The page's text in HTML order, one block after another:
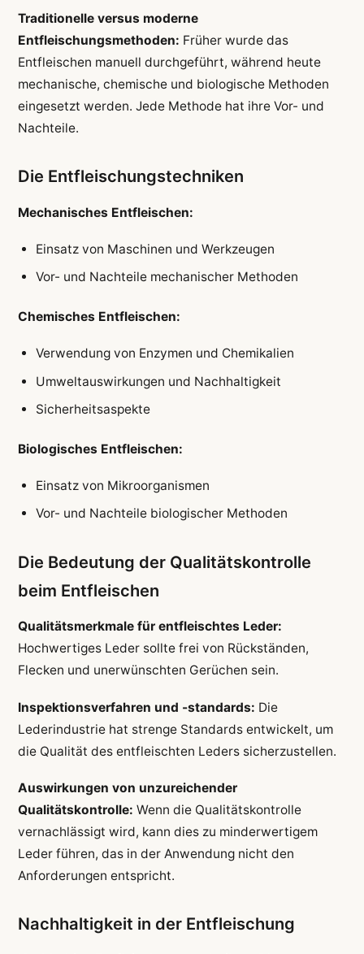
Traditionelle versus moderne
Entfleischungsmethoden: Früher wurde das
Entfleischen manuell durchgeführt, während heute
mechanische, chemische und biologische Methoden
eingesetzt werden. Jede Methode hat ihre Vor- und
Nachteile.
Die Entfleischungstechniken
Mechanisches Entfleischen:
Einsatz von Maschinen und Werkzeugen
Vor- und Nachteile mechanischer Methoden
Chemisches Entfleischen:
Verwendung von Enzymen und Chemikalien
Umweltauswirkungen und Nachhaltigkeit
Sicherheitsaspekte
Biologisches Entfleischen:
Einsatz von Mikroorganismen
Vor- und Nachteile biologischer Methoden
Die Bedeutung der Qualitätskontrolle
beim Entfleischen
Qualitätsmerkmale für entfleischtes Leder:
Hochwertiges Leder sollte frei von Rückständen,
Flecken und unerwünschten Gerüchen sein.
Inspektionsverfahren und -standards: Die
Lederindustrie hat strenge Standards entwickelt, um
die Qualität des entfleischten Leders sicherzustellen.
Auswirkungen von unzureichender
Qualitätskontrolle: Wenn die Qualitätskontrolle
vernachlässigt wird, kann dies zu minderwertigem
Leder führen, das in der Anwendung nicht den
Anforderungen entspricht.
Nachhaltigkeit in der Entfleischung